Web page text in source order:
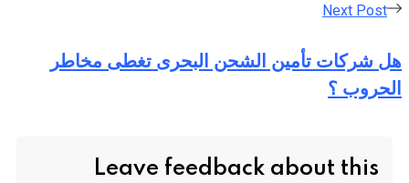
Next Post
هل شركات تأمين الشحن البحرى تغطى مخاطر
الحروب ؟
Leave feedback about this